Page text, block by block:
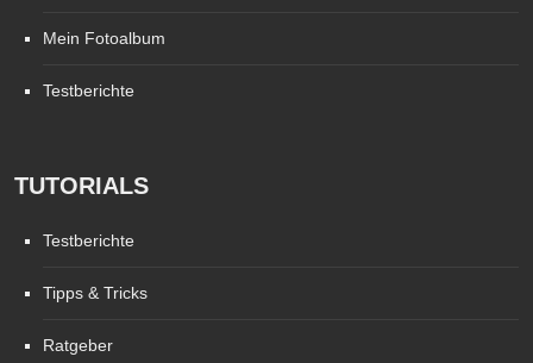
Mein Fotoalbum
Testberichte
TUTORIALS
Testberichte
Tipps & Tricks
Ratgeber